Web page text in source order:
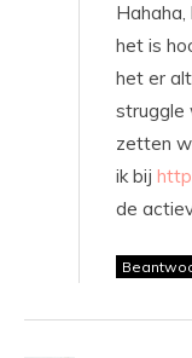
het is
het er
struggle
zetten
ik bij
de